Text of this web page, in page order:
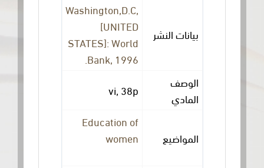
بيانات النشر
Washington,D.C,
[UNITED
STATES]: World
Bank, 1996.
الوصف
vi, 38p
المواضيع
Education of
women